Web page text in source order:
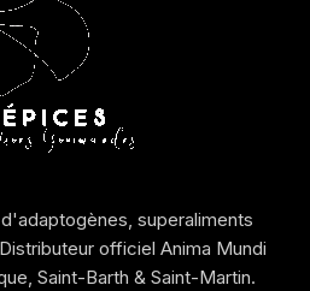
superaliments
officiel Anima Mundi
Saint-Barth & Saint-Martin.